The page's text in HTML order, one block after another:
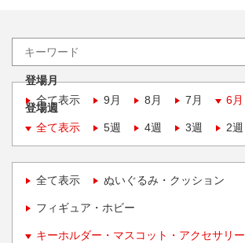
登場月
全て表示
9月 8月 7月 6月
登場週
全て表示
5週 4週 3週 2週
全て表示 ぬいぐるみ・クッション
フィギュア・ホビー
キーホルダー・マスコット・アクセサリー